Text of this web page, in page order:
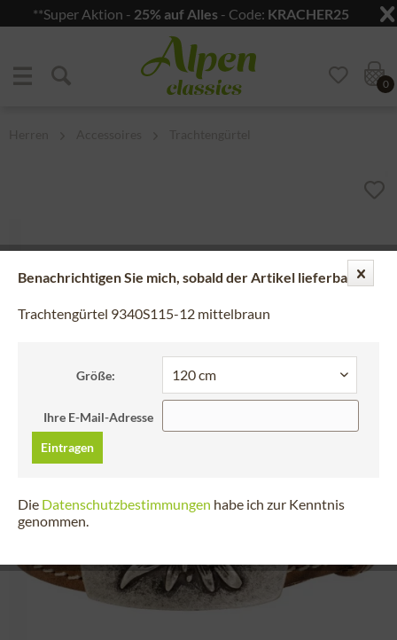
**Super Aktion - 25% auf Alles- Code: KRACHER25
Zum Hauptbereich springen
0
Benachrichtigen Sie mich, sobald der Artikel lieferbar ist.
Trachtengürtel 9340S115-12 mittelbraun
Größe:
Ihre E-Mail-Adresse
Eintragen
Die Datenschutzbestimmungen habe ich zur Kenntnis
genommen.